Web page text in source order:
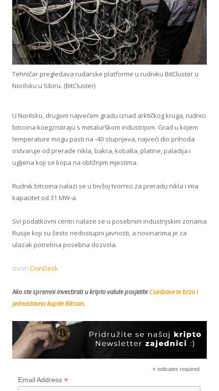
Tehničar pregledava rudarske platforme u rudniku BitCluster u
Norilsku u Sibiru. (BitCluster)
U Norilsku, drugom najvećem gradu iznad arktičkog kruga, rudnici
bitcoina koegzistiraju s metalurškom industrijom. Grad u kojem
temperature mogu pasti na -40 stupnjeva, najveći dio prihoda
ostvaruje od prerade nikla, bakra, kobalta, platine, paladija i
ugljena koji se kopa na obližnjim mjestima.
Rudnik bitcoina nalazi se u bivšoj tvornici za preradu nikla i ima
kapacitet od 31 MW-a.
Svi podatkovni centri nalaze se u posebnim industrijskim zonama
Rusije koji su često nedostupni javnosti, a novinarima je za
ulazak potrebna posebna dozvola.
Izvor: CoinDesk
Ako ste spremni investirati u kripto valute posjetiteCoinbase te brzo i
jednostavno kupite Bitcoin.
*indicates required
Email Address *